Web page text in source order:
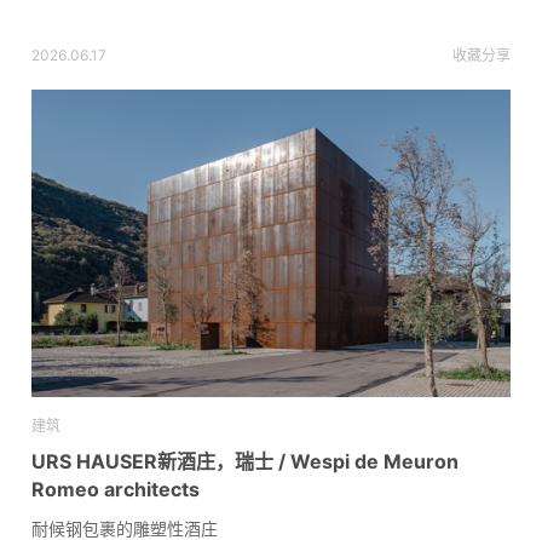
2026.06.17 收藏分享
建筑
URS HAUSER新酒庄，瑞士 / Wespi de Meuron
Romeo architects
耐候钢包裹的雕塑性酒庄